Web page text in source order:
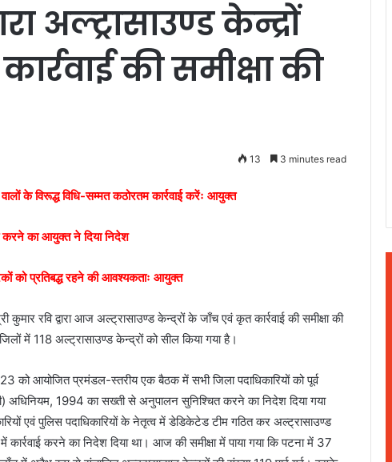
अल्ट्रासाउण्ड केन्द्रों
की समीक्षा की
13 3 minutes read
के विरूद्ध विधि-सम्मत कठोरतम कार्रवाई करेंः आयुक्त
करने का आयुक्त ने दिया निदेश
को प्रतिबद्ध रहने की आवश्यकताः आयुक्त
रवि द्वारा आज अल्ट्रासाउण्ड केन्द्रों के जाँच एवं कृत कार्रवाई की समीक्षा की
में 118 अल्ट्रासाउण्ड केन्द्रों को सील किया गया है।
को आयोजित प्रमंडल-स्तरीय एक बैठक में सभी जिला पदाधिकारियों को पूर्व
अधिनियम, 1994 का सख्ती से अनुपालन सुनिश्चित करने का निदेश दिया गया
एवं पुलिस पदाधिकारियों के नेतृत्व में डेडिकेटेड टीम गठित कर अल्ट्रासाउण्ड
करने का निदेश दिया था। आज की समीक्षा में पाया गया कि पटना में 37